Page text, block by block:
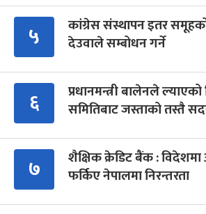
५
कांग्रेस संस्थापन इतर समूहको
देउवाले सम्बोधन गर्ने
६
प्रधानमन्त्री बालेनले
समितिबाट जस्ताको तस्तै
७
शैक्षिक क्रेडिट बैंक :
फर्किए नेपालमा निरन्तरता